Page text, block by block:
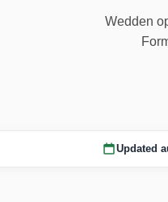
Wedden
Updated